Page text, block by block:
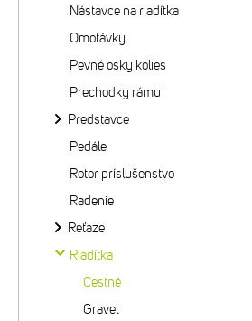
Nástavce na riadítka
Omotávky
Pevné osky kolies
Prechodky rámu
Predstavce
Pedále
Rotor príslušenstvo
Radenie
Reťaze
Riadítka
Cestné
Gravel